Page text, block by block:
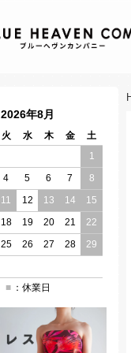
2026年8月
火 水 木 金
土
1
4 5 6 7
8
11 12 13 14
15
18 19 20 21
22
25 26 27 28
29
■ ：休業日